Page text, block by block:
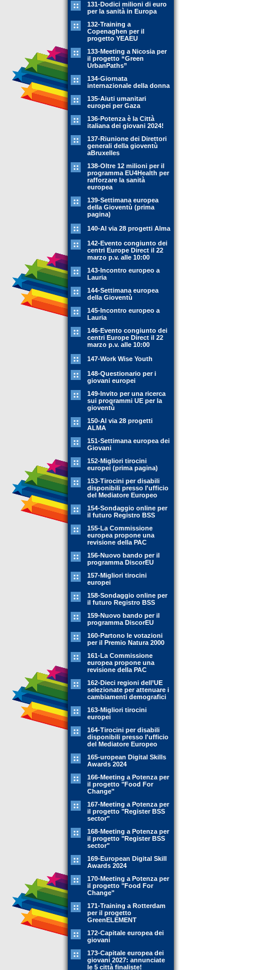
131-Dodici milioni di euro
per la sanità in Europa
132-Training a
Copenaghen per il
progetto YEAEU
133-Meeting a Nicosia per
il progetto “Green
UrbanPaths”
134-Giornata
internazionale della donna
135-Aiuti umanitari
europei per Gaza
136-Potenza è la Città
italiana dei giovani 2024!
137-Riunione dei Direttori
generali della gioventù
aBruxelles
138-Oltre 12 milioni per il
programma EU4Health per
rafforzare la sanità
europea
139-Settimana europea
della Gioventù (prima
pagina)
140-Al via 28 progetti Alma
142-Evento congiunto dei
centri Europe Direct il 22
marzo p.v. alle 10:00
143-Incontro europeo a
Lauria
144-Settimana europea
della Gioventù
145-Incontro europeo a
Lauria
146-Evento congiunto dei
centri Europe Direct il 22
marzo p.v. alle 10:00
147-Work Wise Youth
148-Questionario per i
giovani europei
149-Invito per una ricerca
sui programmi UE per la
gioventù
150-Al via 28 progetti
ALMA
151-Settimana europea dei
Giovani
152-Migliori tirocini
europei (prima pagina)
153-Tirocini per disabili
disponibili presso l'ufficio
del Mediatore Europeo
154-Sondaggio online per
il futuro Registro BSS
155-La Commissione
europea propone una
revisione della PAC
156-Nuovo bando per il
programma DiscorEU
157-Migliori tirocini
europei
158-Sondaggio online per
il futuro Registro BSS
159-Nuovo bando per il
programma DiscorEU
160-Partono le votazioni
per il Premio Natura 2000
161-La Commissione
europea propone una
revisione della PAC
162-Dieci regioni dell’UE
selezionate per attenuare i
cambiamenti demografici
163-Migliori tirocini
europei
164-Tirocini per disabili
disponibili presso l'ufficio
del Mediatore Europeo
165-uropean Digital Skills
Awards 2024
166-Meeting a Potenza per
il progetto "Food For
Change"
167-Meeting a Potenza per
il progetto "Register BSS
sector"
168-Meeting a Potenza per
il progetto "Register BSS
sector"
169-European Digital Skill
Awards 2024
170-Meeting a Potenza per
il progetto "Food For
Change"
171-Training a Rotterdam
per il progetto
GreenELEMENT
172-Capitale europea dei
giovani
173-Capitale europea dei
giovani 2027: annunciate
le 5 città finaliste!